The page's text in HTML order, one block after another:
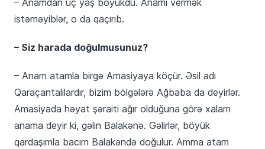
istəməyiblər, o da qaçırıb.
– Siz harada doğulmusunuz?
– Anam atamla birgə Amasiyaya köçür. Əsil adı
Qaraçantalılardır, bizim bölgələrə Ağbaba da deyirlər.
Amasiyada həyat şəraiti ağır olduğuna görə xalam
anama deyir ki, gəlin Balakənə. Gəlirlər, böyük
qardaşımla bacım Balakəndə doğulur. Amma atam